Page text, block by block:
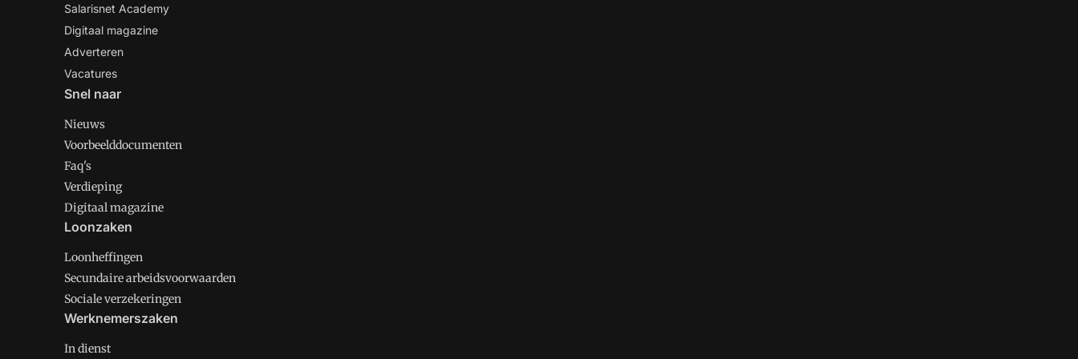
Salarisnet Academy
Digitaal magazine
Adverteren
Vacatures
Snel naar
Nieuws
Voorbeelddocumenten
Faq's
Verdieping
Digitaal magazine
Loonzaken
Loonheffingen
Secundaire arbeidsvoorwaarden
Sociale verzekeringen
Werknemerszaken
In dienst